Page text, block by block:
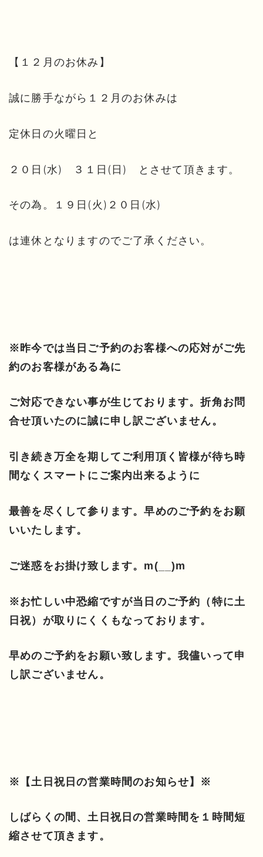
【１２月のお休み】
誠に勝手ながら１２月のお休みは
定休日の火曜日と
２０日(水) ３１日(日) とさせて頂きます。
その為。１９日(火)２０日(水)
は連休となりますのでご了承ください。
※昨今では当日ご予約のお客様への応対がご先
約のお客様がある為に
ご対応できない事が生じております。折角お問
合せ頂いたのに誠に申し訳ございません。
引き続き万全を期してご利用頂く皆様が待ち時
間なくスマートにご案内出来るように
最善を尽くして参ります。早めのご予約をお願
いいたします。
ご迷惑をお掛け致します。m(__)m
※お忙しい中恐縮ですが当日のご予約（特に土
日祝）が取りにくくもなっております。
早めのご予約をお願い致します。我儘いって申
し訳ございません。
※【土日祝日の営業時間のお知らせ】※
しばらくの間、土日祝日の営業時間を１時間短
縮させて頂きます。